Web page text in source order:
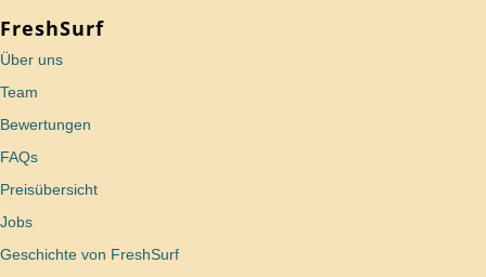
FreshSurf
Über uns
Team
Bewertungen
FAQs
Preisübersicht
Jobs
Geschichte von FreshSurf